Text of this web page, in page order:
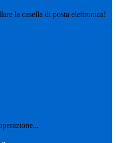
la casella di posta elettronica!